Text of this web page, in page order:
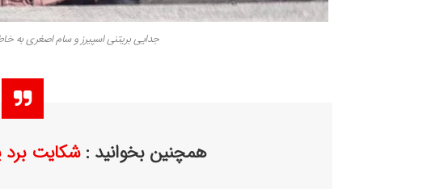
جدایی بریتنی اسپیرز و سام اصغری به
همچنین بخوانید : شکایت برد